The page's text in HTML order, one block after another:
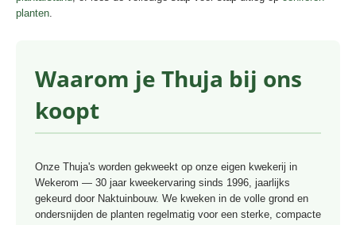
planten.
Waarom je Thuja bij ons
koopt
Onze Thuja's worden gekweekt op onze eigen kwekerij in
Wekerom — 30 jaar kweekervaring sinds 1996, jaarlijks
gekeurd door Naktuinbouw. We kweken in de volle grond en
ondersnijden de planten regelmatig voor een sterke, compacte